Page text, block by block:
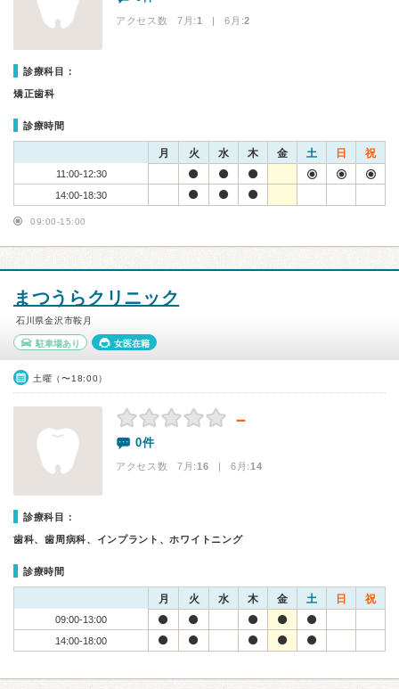
アクセス数 7月:1 | 6月:2
診療科目：
矯正歯科
診療時間
月 火 水 木 金 土 日 祝
11:00-12:30
14:00-18:30
09:00-15:00
まつうらクリニック
石川県金沢市鞍月
駐車場あり 女医在籍
土曜（〜18:00）
－
0件
アクセス数 7月:16 | 6月:14
診療科目：
歯科、歯周病科、インプラント、ホワイトニング
診療時間
月 火 水 木 金 土 日 祝
09:00-13:00
14:00-18:00